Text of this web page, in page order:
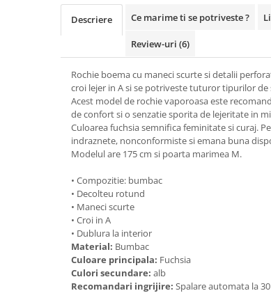
Descriere Ce marime ti se potriveste ?
Review-uri (6)
Rochie boema cu maneci scurte si detalii
croi lejer in A si se potriveste tuturor tipurilor de
Acest model de rochie vaporoasa este
de confort si o senzatie sporita de lejeritate in
Culoarea fuchsia semnifica feminitate si curaj.
indraznete, nonconformiste si emana buna
Modelul are 175 cm si poarta marimea M.
• Compozitie: bumbac
• Decolteu rotund
• Maneci scurte
• Croi in A
• Dublura la interior
Material: Bumbac
Culoare principala: Fuchsia
Culori secundare: alb
Recomandari ingrijire: Spalare automata la